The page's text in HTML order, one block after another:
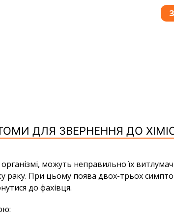
ДЛЯ ЗВЕРНЕННЯ ДО
можуть неправильно їх
раку. При цьому поява двох-трьох
до фахівця.